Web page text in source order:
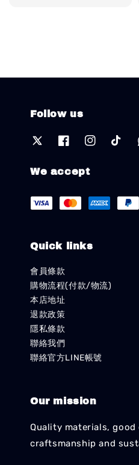
Follow us
We accept
Quick links
會員條款
購物流程(付款/物流)
本店地址
退款政策
隱私條款
聯絡我們
聯絡官方LINE帳號
Our mission
Quality materials, good
craftsmanship and